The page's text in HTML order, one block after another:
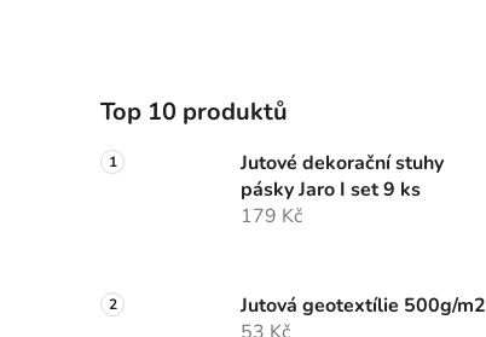
Top 10 produktů
Jutové dekorační stuhy
pásky Jaro I set 9 ks
179 Kč
Jutová geotextílie 500g/m2